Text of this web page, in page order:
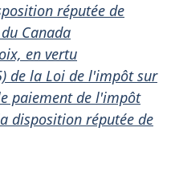
réputée de
Canada
en vertu
de la Loi de l'impôt sur
paiement de l'impôt
disposition réputée de